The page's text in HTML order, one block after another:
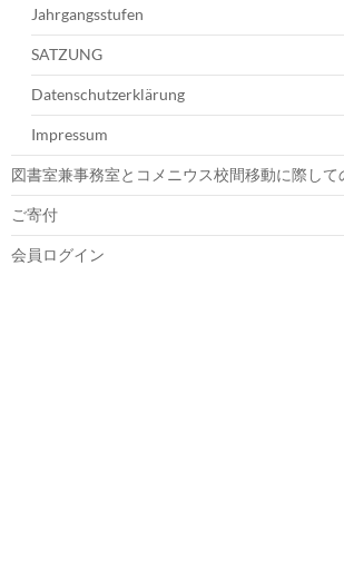
Jahrgangsstufen
SATZUNG
Datenschutzerklärung
Impressum
図書室兼事務室とコメニウス校間移動に際して
ご寄付
会員ログイン